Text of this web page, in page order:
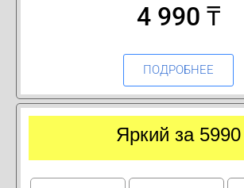
4 990 ₸
ПОДРОБНЕЕ
Яркий за 5990